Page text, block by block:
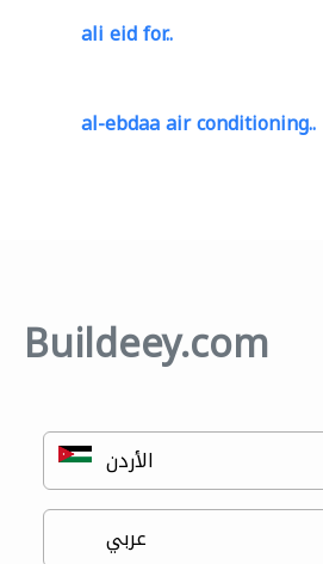
ali eid for..
al-ebdaa air conditioning..
Buildeey.com